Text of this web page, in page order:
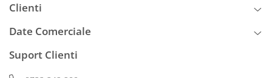
Clienti
Date Comerciale
Suport Clienti